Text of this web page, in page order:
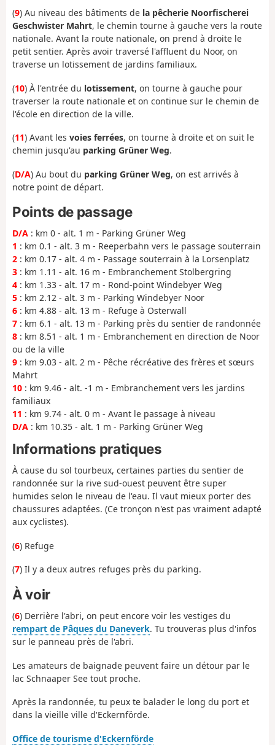
(9) Au niveau des bâtiments de la pêcherie Noorfischerei
Geschwister Mahrt, le chemin tourne à gauche vers la route
nationale. Avant la route nationale, on prend à droite le
petit sentier. Après avoir traversé l'affluent du Noor, on
traverse un lotissement de jardins familiaux.
(10) À l'entrée du lotissement, on tourne à gauche pour
traverser la route nationale et on continue sur le chemin de
l'école en direction de la ville.
(11) Avant les voies ferrées, on tourne à droite et on suit le
chemin jusqu'au parking Grüner Weg.
(D/A) Au bout du parking Grüner Weg, on est arrivés à
notre point de départ.
Points de passage
D/A : km 0 - alt. 1 m - Parking Grüner Weg
1 : km 0.1 - alt. 3 m - Reeperbahn vers le passage souterrain
2 : km 0.17 - alt. 4 m - Passage souterrain à la Lorsenplatz
3 : km 1.11 - alt. 16 m - Embranchement Stolbergring
4 : km 1.33 - alt. 17 m - Rond-point Windebyer Weg
5 : km 2.12 - alt. 3 m - Parking Windebyer Noor
6 : km 4.88 - alt. 13 m - Refuge à Osterwall
7 : km 6.1 - alt. 13 m - Parking près du sentier de randonnée
8 : km 8.51 - alt. 1 m - Embranchement en direction de Noor
ou de la ville
9 : km 9.03 - alt. 2 m - Pêche récréative des frères et sœurs
Mahrt
10 : km 9.46 - alt. -1 m - Embranchement vers les jardins
familiaux
11 : km 9.74 - alt. 0 m - Avant le passage à niveau
D/A : km 10.35 - alt. 1 m - Parking Grüner Weg
Informations pratiques
À cause du sol tourbeux, certaines parties du sentier de
randonnée sur la rive sud-ouest peuvent être super
humides selon le niveau de l'eau. Il vaut mieux porter des
chaussures adaptées. (Ce tronçon n'est pas vraiment adapté
aux cyclistes).
(6) Refuge
(7) Il y a deux autres refuges près du parking.
À voir
(6) Derrière l'abri, on peut encore voir les vestiges du
rempart de Pâques du Daneverk. Tu trouveras plus d'infos
sur le panneau près de l'abri.
Les amateurs de baignade peuvent faire un détour par le
lac Schnaaper See tout proche.
Après la randonnée, tu peux te balader le long du port et
dans la vieille ville d'Eckernförde.
Office de tourisme d'Eckernförde